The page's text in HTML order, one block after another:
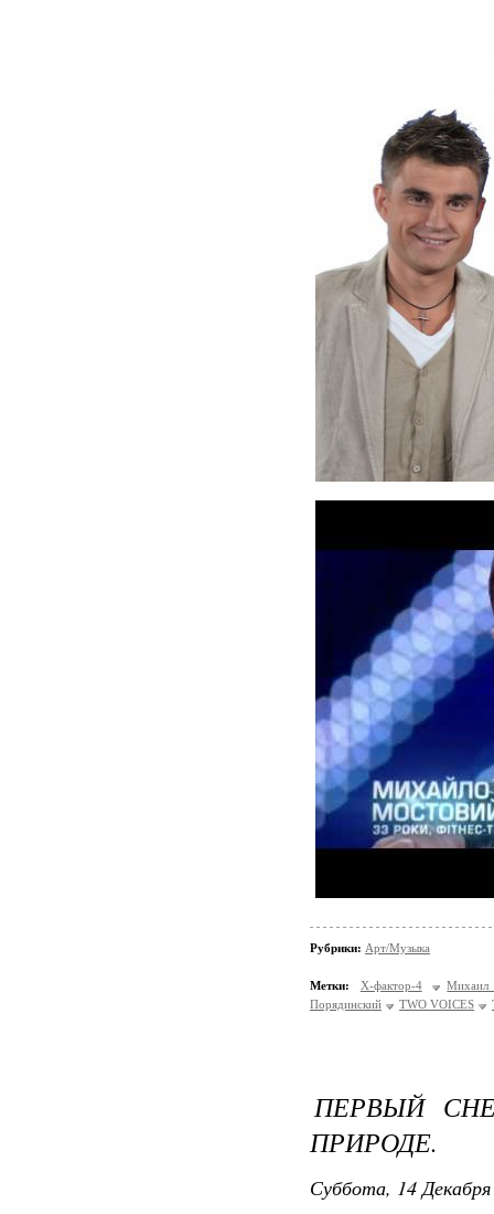
Рубрики: Арт/Музыка
Метки: Х-фактор-4
Михаил
Порядинский
TWO VOICES
ПЕРВЫЙ
ПРИРОДЕ.
Суббота, 14